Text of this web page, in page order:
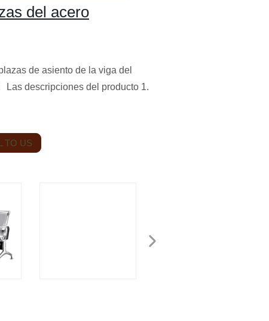
del acero
de asiento de la viga del
descripciones del producto 1.
TO US